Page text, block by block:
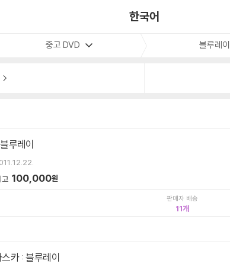
한국어
중고 DVD 블루레이
루레이
고 100,000원
판매자 배송
11
카 : 블루레이